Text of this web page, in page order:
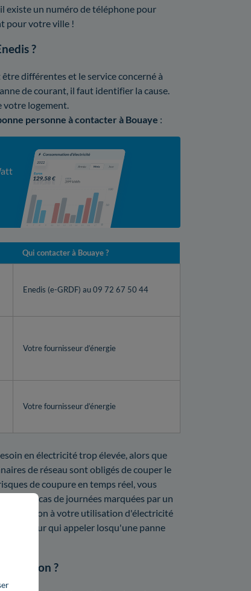
existe un numéro de téléphone pour
pour votre ville !
?
différentes et le service concerné à
de courant, il faut identifier la cause.
votre logement.
personne à contacter à Bouaye :
Qui contacter à Bouaye ?
Enedis (e-GRDF) au 09 72 67 50 44
Votre fournisseur d’énergie
Votre fournisseur d’énergie
en électricité trop élevée, alors que
de réseau sont obligés de couper le
de coupure en temps réel, vous
Dans le cas de journées marquées par un
attention à votre utilisation d'électricité
sur qui appeler losqu'une panne
?